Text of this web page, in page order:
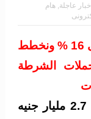
أخبار عاجلة, هام
الشافعى : تمكنا من تقليل الفقد الى 16 % ونخطط
حملات الشرطة
الشافعى : الخطة الطموحة تتكلف 2.7 مليار جنيه